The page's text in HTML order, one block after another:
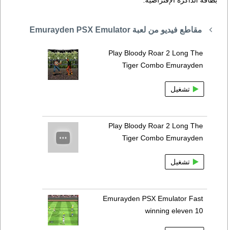
مقاطع فيديو من لعبة Emurayden PSX Emulator
Play Bloody Roar 2 Long The
Tiger Combo Emurayden
تشغيل
Play Bloody Roar 2 Long The
Tiger Combo Emurayden
تشغيل
Emurayden PSX Emulator Fast
winning eleven 10